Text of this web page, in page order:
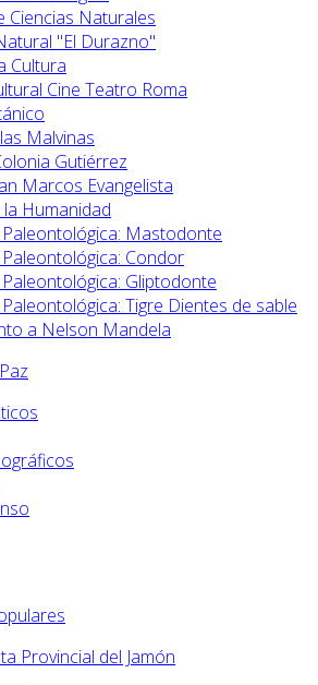
Ciencias Naturales
"El Durazno"
Cultura
Cine Teatro Roma
Malvinas
Gutiérrez
Marcos Evangelista
Humanidad
Paleontológica: Mastodonte
Condor
Gliptodonte
Tigre Dientes de sable
a Nelson Mandela
Provincial del Jamón